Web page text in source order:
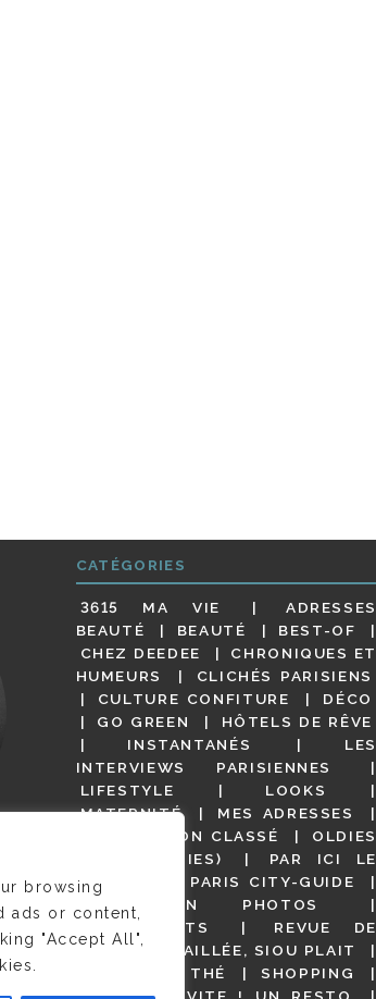
browsing
ads or content,
"Accept All",
A
CATÉGORIES
3615 MA VIE
ADRESSES
BEAUTÉ
BEAUTÉ
BEST-OF
CHEZ DEEDEE
CHRONIQUES ET
HUMEURS
CLICHÉS PARISIENS
CULTURE CONFITURE
DÉCO
GO GREEN
HÔTELS DE RÊVE
INSTANTANÉS
LES
INTERVIEWS PARISIENNES
LIFESTYLE
LOOKS
MATERNITÉ
MES ADRESSES
NON CLASSÉ
OLDIES
(BUT GOODIES)
PAR ICI LE
MAGOT !
PARIS CITY-GUIDE
PARIS EN PHOTOS
RESTAURANTS
REVUE DE
PRESSE DÉTAILLÉE, SIOU PLAIT
SALONS DE THÉ
SHOPPING
VIDÉOS
VITE ! UN RESTO